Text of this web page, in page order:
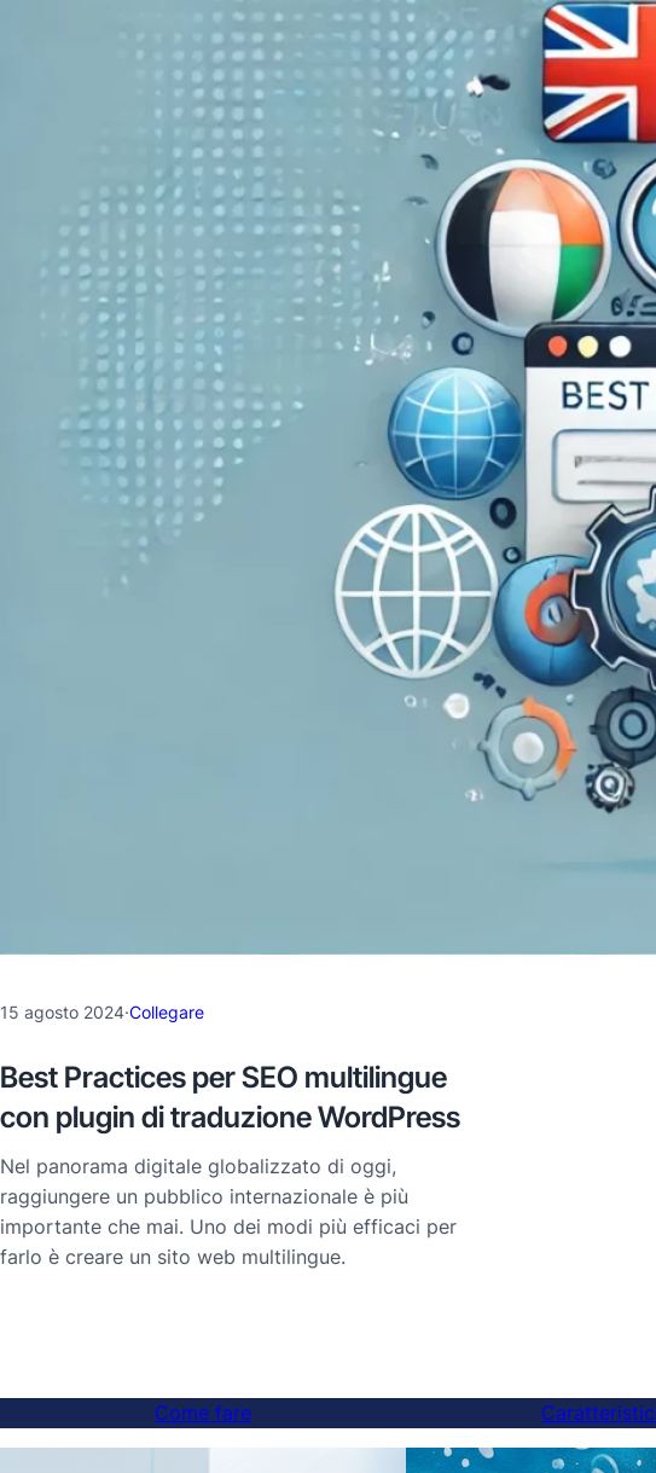
15 agosto 2024·Collegare
Best Practices per SEO multilingue
con plugin di traduzione WordPress
Nel panorama digitale globalizzato di oggi,
raggiungere un pubblico internazionale è più
importante che mai. Uno dei modi più efficaci per
farlo è creare un sito web multilingue.
Come fare